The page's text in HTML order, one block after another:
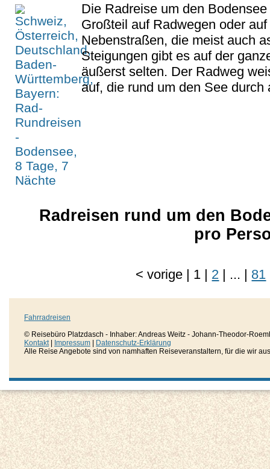
Die Radreise um den
Großteil auf Radwegen oder
Nebenstraßen, die meist auch
Steigungen gibt es auf der
äußerst selten. Der Radweg
auf, die rund um den See
Radreisen rund um den
pro
<vorige | 1 | 2 | ... | 81
Fahrradreisen
© Reisebüro Platzdasch - Inhaber: Andreas Weitz - Johann-Theodor-
Kontakt| Impressum
Datenschutz-Erklärung
Alle Reise Angebote sind von namhaften Reiseveranstaltern, für die wir